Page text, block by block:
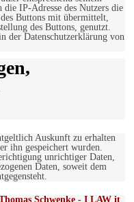
IP-Adresse des Nutzers die
Buttons mit übermittelt,
des Buttons, genutzt.
der Datenschutzerklärung von
Auskunft zu erhalten
ihn gespeichert wurden.
unrichtiger Daten,
Daten, soweit dem
Schwenke - I LAW it